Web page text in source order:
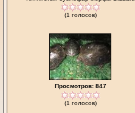
(1 голосов)
Просмотров: 847
(1 голосов)